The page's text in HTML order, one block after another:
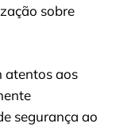
sobre
atentos aos
segurança ao